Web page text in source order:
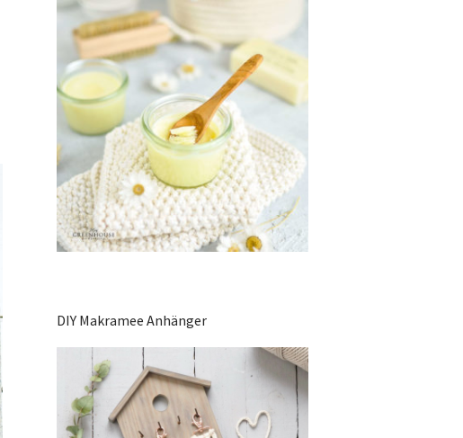
DIY Makramee Anhänger